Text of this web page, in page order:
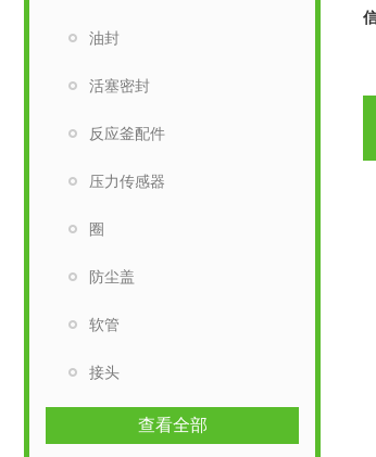
油封
活塞密封
反应釜配件
压力传感器
圈
防尘盖
软管
接头
查看全部